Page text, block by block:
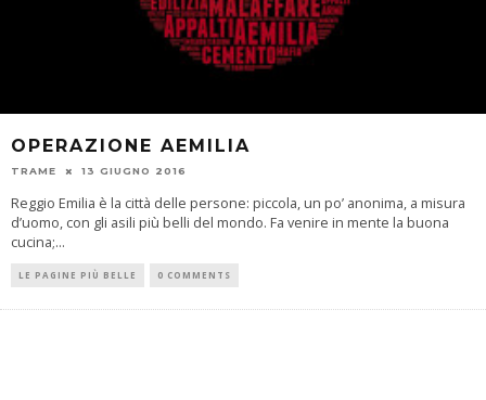
OPERAZIONE AEMILIA
TRAME 13 GIUGNO 2016
Reggio Emilia è la città delle persone: piccola, un po’ anonima, a misura
d’uomo, con gli asili più belli del mondo. Fa venire in mente la buona
cucina;...
LE PAGINE PIÙ BELLE 0 COMMENTS